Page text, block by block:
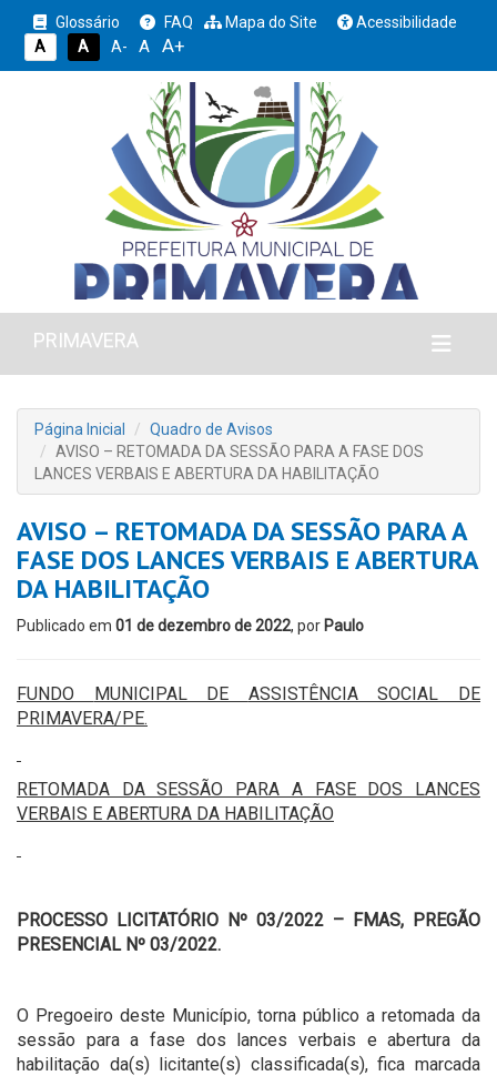
Glossário FAQ Mapa do Site
Acessibilidade
A
A A- A A+
PRIMAVERA
Página Inicial
Quadro de Avisos
AVISO – RETOMADA DA SESSÃO PARA A FASE DOS
LANCES VERBAIS E ABERTURA DA HABILITAÇÃO
AVISO – RETOMADA DA SESSÃO PARA A
FASE DOS LANCES VERBAIS E ABERTURA
DA HABILITAÇÃO
Publicado em 01 de dezembro de 2022, por Paulo
FUNDO MUNICIPAL DE ASSISTÊNCIA SOCIAL DE
PRIMAVERA/PE.
RETOMADA DA SESSÃO PARA A FASE DOS LANCES
VERBAIS E ABERTURA DA HABILITAÇÃO
PROCESSO LICITATÓRIO Nº 03/2022 – FMAS, PREGÃO
PRESENCIAL Nº 03/2022.
O Pregoeiro deste Município, torna público a retomada da
sessão para a fase dos lances verbais e abertura da
habilitação da(s) licitante(s) classificada(s), fica marcada